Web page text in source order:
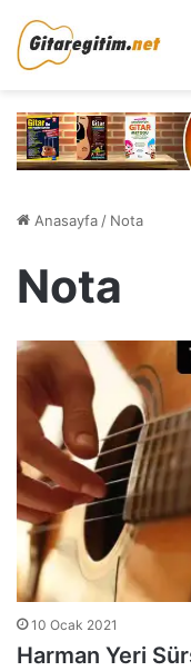
Anasayfa / Nota
Nota
10 Ocak 2021
Harman Yeri